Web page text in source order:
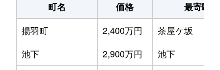
町名 価格
最寄駅
揚羽町
2,400万円
茶屋ケ坂
池下
2,900万円
池下